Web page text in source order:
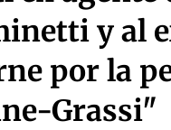
y al
por la
Grassi"